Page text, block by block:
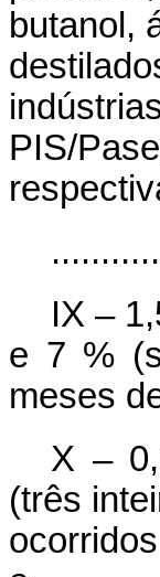
butanol,
PIS/
IX –
e 7 %
meses
X –
(três